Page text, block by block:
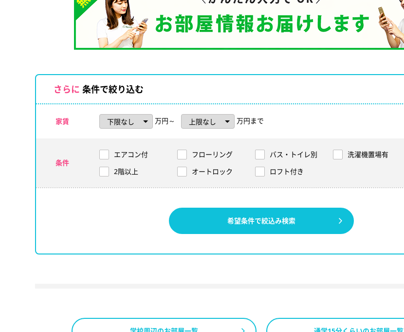
さらに 条件で絞り込む
家賃 万円～ 万円まで
条件
エアコン付 フローリング バス・トイレ別
洗濯機置場有
2階以上
オートロック ロフト付き
希望条件で絞込み検索